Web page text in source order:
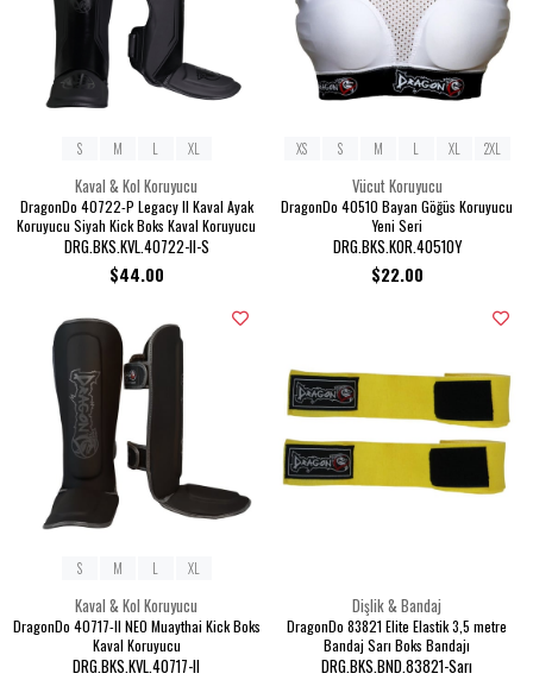
Kaval & Kol Koruyucu
DragonDo 40722-P Legacy II Kaval Ayak
Koruyucu Siyah Kick Boks Kaval Koruyucu
DRG.BKS.KVL.40722-II-S
$44.00
S M L XL
Vücut Koruyucu
DragonDo 40510 Bayan Göğüs Koruyucu
Yeni Seri
DRG.BKS.KOR.40510Y
$22.00
XS S M L XL 2XL
Kaval & Kol Koruyucu
DragonDo 40717-II NEO Muaythai Kick Boks
Kaval Koruyucu
DRG.BKS.KVL.40717-II
S M L XL
Dişlik & Bandaj
DragonDo 83821 Elite Elastik 3,5 metre
Bandaj Sarı Boks Bandajı
DRG.BKS.BND.83821-Sarı